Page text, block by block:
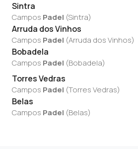
Sintra
Campos Padel (Sintra)
Arruda dos Vinhos
Campos Padel (Arruda dos Vinhos)
Bobadela
Campos Padel (Bobadela)
Torres Vedras
Campos Padel (Torres Vedras)
Belas
Campos Padel (Belas)